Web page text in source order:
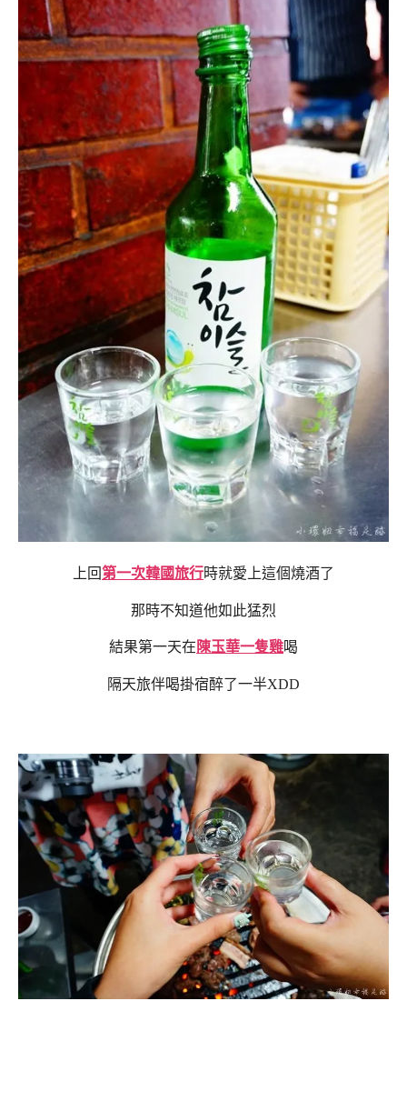
上回第一次韓國旅行時就愛上這個燒酒了
那時不知道他如此猛烈
結果第一天在 陳玉華一隻雞喝
隔天旅伴喝掛宿醉了一半XDD